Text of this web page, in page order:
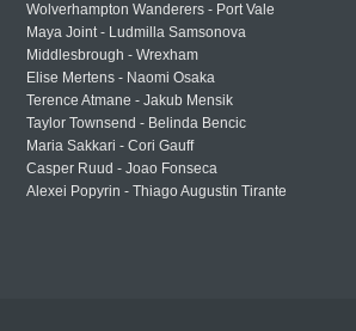
Wolverhampton Wanderers - Port Vale
Maya Joint - Ludmilla Samsonova
Middlesbrough - Wrexham
Elise Mertens - Naomi Osaka
Terence Atmane - Jakub Mensik
Taylor Townsend - Belinda Bencic
Maria Sakkari - Cori Gauff
Casper Ruud - Joao Fonseca
Alexei Popyrin - Thiago Augustin Tirante